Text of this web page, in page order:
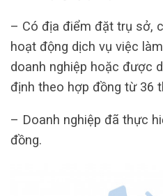
– Có địa điểm đặt trụ sở,
hoạt động dịch vụ việc
doanh nghiệp hoặc được
định theo hợp đồng từ 36
– Doanh nghiệp đã thực
đồng.